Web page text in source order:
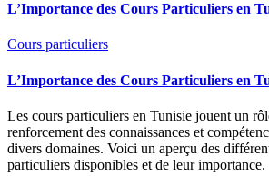
L’Importance des Cours Particuliers en
Cours particuliers
L’Importance des Cours Particuliers en
Les cours particuliers en Tunisie jouent un
renforcement des connaissances et
divers domaines. Voici un aperçu des
particuliers disponibles et de leur